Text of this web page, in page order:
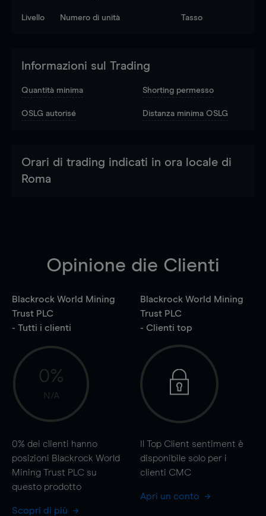
Livello Numero di unità Tasso
Informazioni sul Trading
Quantità minima Shorting permesso
OSLG autorisé Distanza minima OSLG
Orari di trading indicati in ora locale di
Roma
Opinione die Clienti
Blackrock World Mining
Trust PLC
- Tutti i clienti
0%
N/A
0% dei clienti hanno
posizioni Blackrock World
Mining Trust PLC su
questo prodotto
Scopri di più
Blackrock World Mining
Trust PLC
- Clienti top
Il Top Client sentiment è
disponibile solo per i
clienti CMC
Apri un conto